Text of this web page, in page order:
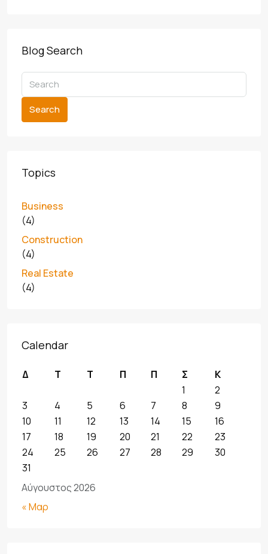
Blog Search
Search
Topics
Business
(4)
Construction
(4)
Real Estate
(4)
Calendar
Αύγουστος 2026
Δ Τ Τ Π Π Σ
Κ
1
2
3
4 5 6 7 8
9
10
11 12 13 14 15
16
17
18 19 20 21 22
23
24
25 26 27 28 29
30
31
« Μαρ